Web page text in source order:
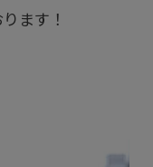
ます！